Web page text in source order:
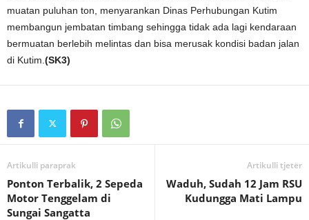
muatan puluhan ton, menyarankan Dinas Perhubungan Kutim
membangun jembatan timbang sehingga tidak ada lagi kendaraan
bermuatan berlebih melintas dan bisa merusak kondisi badan jalan
di Kutim. (SK3)
Artikulli paraprak
Ponton Terbalik, 2 Sepeda
Motor Tenggelam di
Sungai Sangatta
Artikulli tjetër
Waduh, Sudah 12 Jam RSU
Kudungga Mati Lampu